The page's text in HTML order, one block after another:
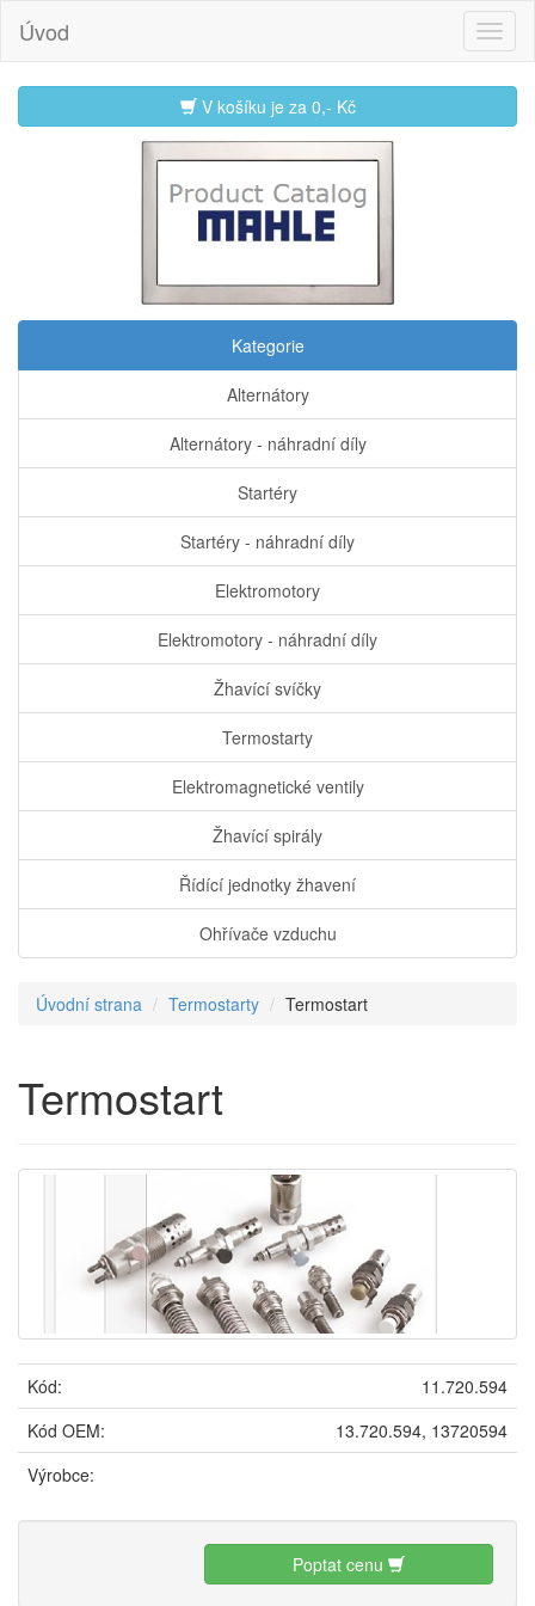
Úvod
V košíku je za 0,- Kč
Kategorie
Alternátory
Alternátory - náhradní díly
Startéry
Startéry - náhradní díly
Elektromotory
Elektromotory - náhradní díly
Žhavící svíčky
Termostarty
Elektromagnetické ventily
Žhavící spirály
Řídící jednotky žhavení
Ohřívače vzduchu
Úvodní strana Termostarty Termostart
Termostart
Kód:
11.720.594
Kód OEM:
13.720.594, 13720594
Výrobce:
Poptat cenu